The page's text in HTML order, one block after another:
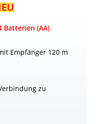
Batterien (AA)
Empfänger 120 m
zu